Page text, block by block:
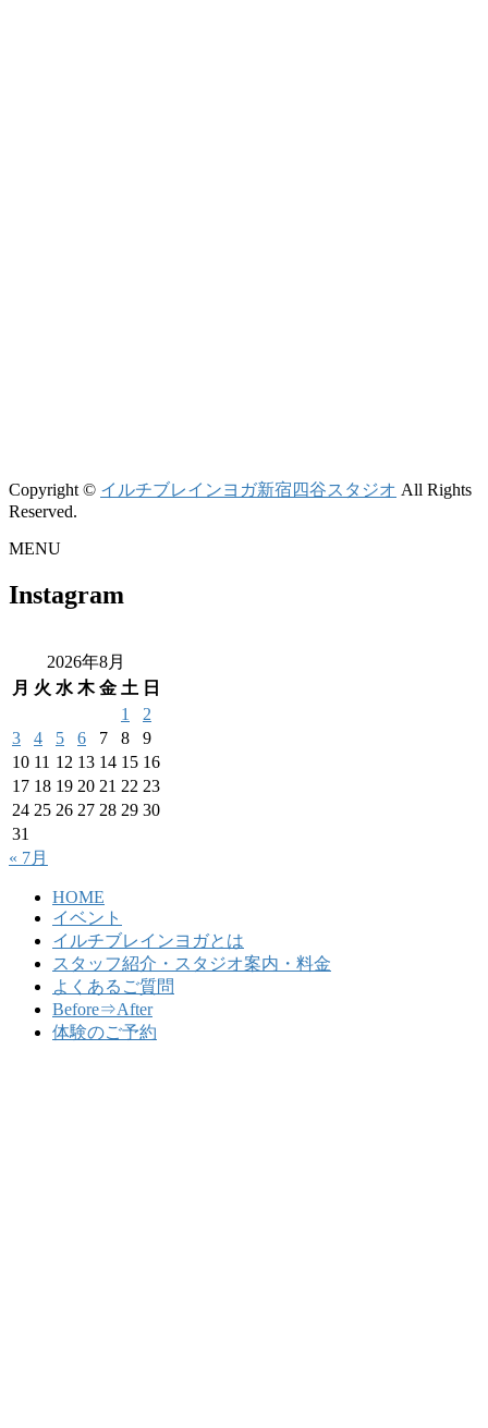
Copyright © イルチブレインヨガ新宿四谷スタジオ All Rights
Reserved.
MENU
Instagram
2026年8月
月 火 水 木 金 土 日
1
2
3
4 5 6 7 8
9
10 11 12 13 14 15 16
17 18 19 20 21 22 23
24 25 26 27 28 29 30
31
« 7月
HOME
イベント
イルチブレインヨガとは
スタッフ紹介・スタジオ案内・料金
よくあるご質問
Before⇒After
体験のご予約